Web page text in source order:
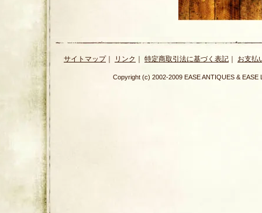
サイトマップ｜ リンク ｜ 特定商取引法に基づく表記 ｜ お支払
Copyright (c) 2002-2009 EASE ANTIQUES &